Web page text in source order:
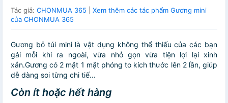
Tác giả: CHONMUA 365
Xem thêm các tác phẩm Gương mini
của CHONMUA 365
Gương bỏ túi mini là vật dụng không thể thiếu của các bạn
gái mỗi khi ra ngoài, vừa nhỏ gọn vừa tiện lợi lại xinh
xắn.Gương có 2 mặt 1 mặt phóng to kích thước lên 2 lần, giúp
dễ dàng soi từng chi tiế...
Còn ít hoặc hết hàng